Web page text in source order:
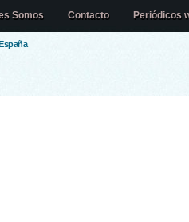
Somos Contacto Periódicos